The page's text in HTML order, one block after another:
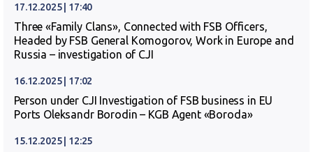
17.12.2025 | 17:40
Three «Family Clans», Connected with FSB Officers,
Headed by FSB General Komogorov, Work in Europe and
Russia – investigation of CJI
16.12.2025 | 17:02
Person under CJI Investigation of FSB business in EU
Ports Oleksandr Borodin – KGB Agent «Boroda»
15.12.2025 | 12:25